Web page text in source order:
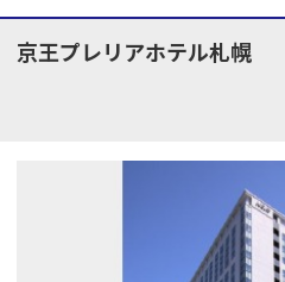
京王プレリアホテル札幌